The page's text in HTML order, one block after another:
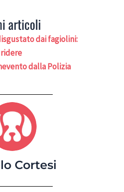
articoli
dai fagiolini:
dalla Polizia
Cortesi